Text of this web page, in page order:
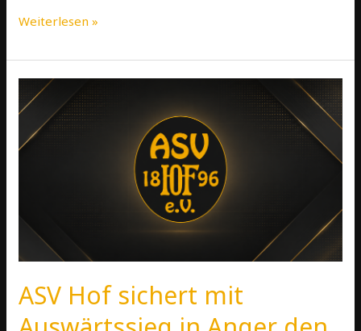
Weiterlesen »
ASV Hof sichert mit
ASV
Hof
sichert
mit
den
Klassenerhalt